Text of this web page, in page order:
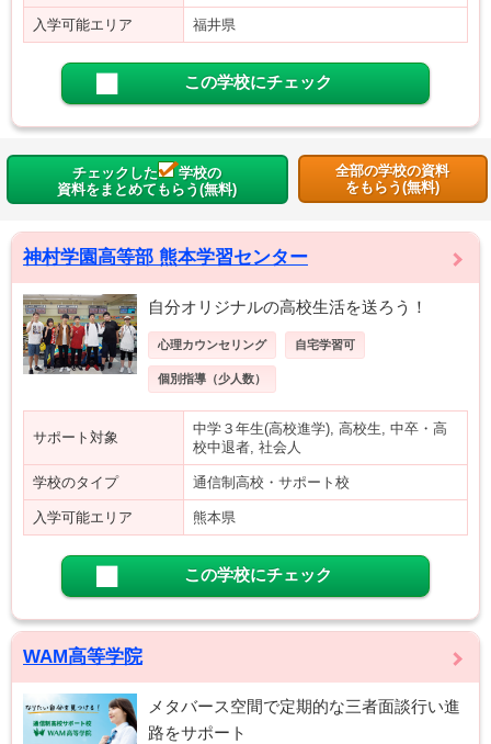
入学可能エリア 福井県
この学校にチェック
チェックした
学校の
資料をまとめてもらう(無料)
全部の学校の資料
をもらう(無料)
神村学園高等部 熊本学習センター
自分オリジナルの高校生活を送ろう！
心理カウンセリング 自宅学習可
個別指導（少人数）
サポート対象
中学３年生(高校進学), 高校生, 中卒・高
校中退者, 社会人
学校のタイプ 通信制高校・サポート校
入学可能エリア 熊本県
この学校にチェック
WAM高等学院
メタバース空間で定期的な三者面談行い進
路をサポート